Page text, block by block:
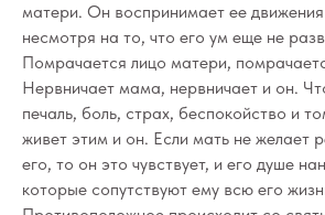
матери. Он воспринимает ее движения
несмотря на то, что его ум еще не
Помрачается лицо матери,
Нервничает мама, нервничает и он.
печаль, боль, страх, беспокойство и
живет этим и он. Если мать не желает
его, то он это чувствует, и его душе
которые сопутствуют ему всю его